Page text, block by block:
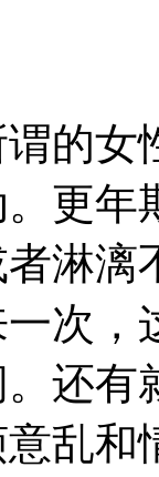
的女
更年
淋
次，
还有
乱和